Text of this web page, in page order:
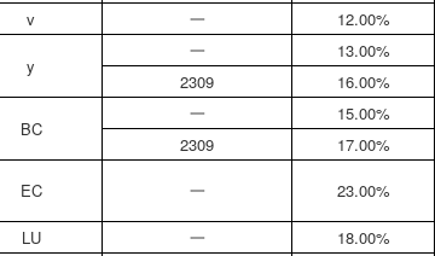
v 一 12.00%
y
一 13.00%
2309
16.00%
BC
一 15.00%
2309
17.00%
EC 一 23.00%
LU 一 18.00%